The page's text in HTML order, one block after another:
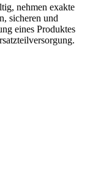
nehmen exakte
sicheren und
eines Produktes